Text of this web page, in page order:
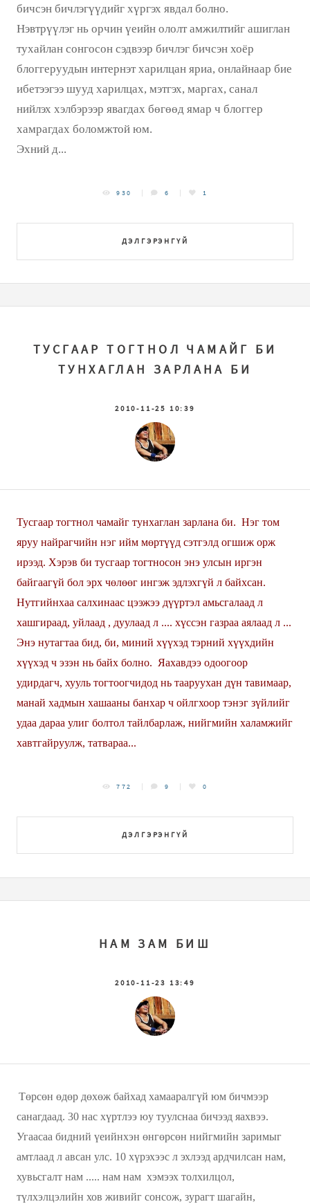
бичсэн бичлэгүүдийг хүргэх явдал болно.
Нэвтрүүлэг нь орчин үеийн ололт амжилтийг ашиглан
тухайлан сонгосон сэдвээр бичлэг бичсэн хоёр
блоггеруудын интернэт харилцан яриа, онлайнаар бие
ибетээгээ шууд харилцах, мэтгэх, маргах, санал
нийлэх хэлбэрээр явагдах бөгөөд ямар ч блоггер
хамрагдах боломжтой юм.
Эхний д...
ДЭЛГЭРЭНГҮЙ
930 6 1
ТУСГААР ТОГТНОЛ ЧАМАЙГ БИ
ТУНХАГЛАН ЗАРЛАНА БИ
2010-11-25 10:39
Тусгаар тогтнол чамайг тунхаглан зарлана би. Нэг том
яруу найрагчийн нэг ийм мөртүүд сэтгэлд огшиж орж
ирээд. Хэрэв би тусгаар тогтносон энэ улсын иргэн
байгаагүй бол эрх чөлөөг ингэж эдлэхгүй л байхсан.
Нутгийнхаа салхинаас цээжээ дүүртэл амьсгалаад л
хашгираад, уйлаад , дуулаад л .... хүссэн газраа аялаад л ...
Энэ нутагтаа бид, би, миний хүүхэд тэрний хүүхдийн
хүүхэд ч эзэн нь байх болно. Яахавдээ одоогоор
удирдагч, хууль тогтоогчидод нь тааруухан дүн тавимаар,
манай хадмын хашааны банхар ч ойлгхоор тэнэг зүйлийг
удаа дараа улиг болтол тайлбарлаж, нийгмийн халамжийг
хавтгайруулж, татвараа...
ДЭЛГЭРЭНГҮЙ
772 9 0
НАМ ЗАМ БИШ
2010-11-23 13:49
Төрсөн өдөр дөхөж байхад хамааралгүй юм бичмээр
санагдаад. 30 нас хүртлээ юу туулснаа бичээд яахвээ.
Угаасаа бидний үеийнхэн өнгөрсөн нийгмийн заримыг
амтлаад л авсан улс. 10 хүрэхээс л эхлээд ардчилсан нам,
хувьсгалт нам ..... нам нам хэмээх толхилцол,
түлхэлцэлийн хов живийг сонсож, зурагт шагайн,